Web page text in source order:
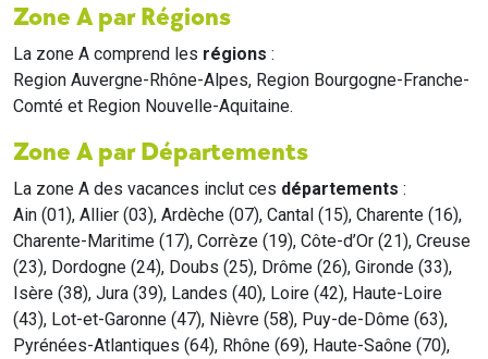
Zone A par Régions
La zone A comprend les régions :
Region Auvergne-Rhône-Alpes, Region Bourgogne-Franche-
Comté et Region Nouvelle-Aquitaine.
Zone A par Départements
La zone A des vacances inclut ces départements :
Ain (01), Allier (03), Ardèche (07), Cantal (15), Charente (16),
Charente-Maritime (17), Corrèze (19), Côte-d’Or (21), Creuse
(23), Dordogne (24), Doubs (25), Drôme (26), Gironde (33),
Isère (38), Jura (39), Landes (40), Loire (42), Haute-Loire
(43), Lot-et-Garonne (47), Nièvre (58), Puy-de-Dôme (63),
Pyrénées-Atlantiques (64), Rhône (69), Haute-Saône (70),